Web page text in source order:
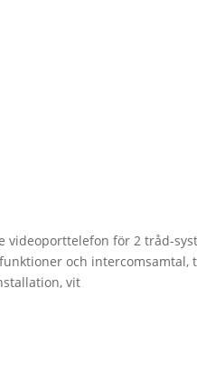
videoporttelefon för 2 tråd-
och
vit